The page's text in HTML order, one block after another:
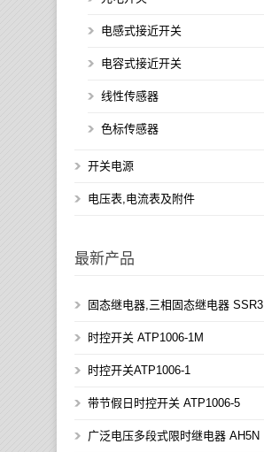
电感式接近开关
电容式接近开关
线性传感器
色标传感器
开关电源
电压表,电流表及附件
最新产品
固态继电器,三相固态继电器 SSR3
时控开关 ATP1006-1M
时控开关ATP1006-1
带节假日时控开关 ATP1006-5
广泛电压多段式限时继电器 AH5N